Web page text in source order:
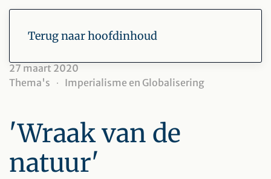
Terug naar hoofdinhoud
27 maart 2020
Thema's
Imperialisme en Globalisering
'Wraak van de
natuur'